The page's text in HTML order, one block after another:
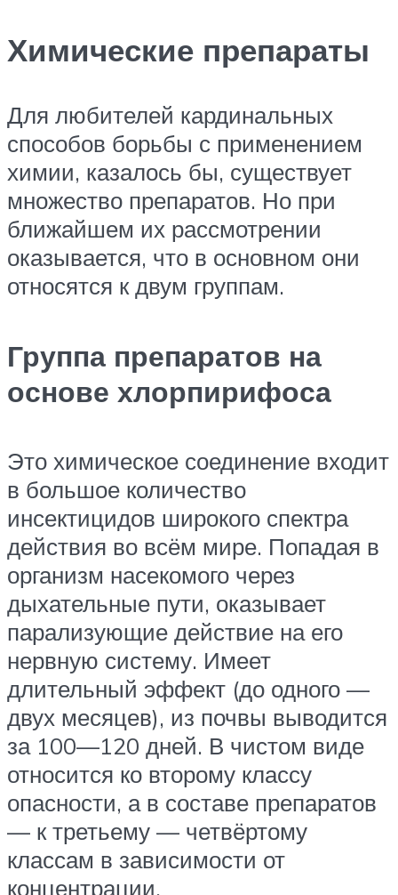
Химические препараты
Для любителей кардинальных
способов борьбы с применением
химии, казалось бы, существует
множество препаратов. Но при
ближайшем их рассмотрении
оказывается, что в основном они
относятся к двум группам.
Группа препаратов на
основе хлорпирифоса
Это химическое соединение входит
в большое количество
инсектицидов широкого спектра
действия во всём мире. Попадая в
организм насекомого через
дыхательные пути, оказывает
парализующие действие на его
нервную систему. Имеет
длительный эффект (до одного —
двух месяцев), из почвы выводится
за 100—120 дней. В чистом виде
относится ко второму классу
опасности, а в составе препаратов
— к третьему — четвёртому
классам в зависимости от
концентрации.